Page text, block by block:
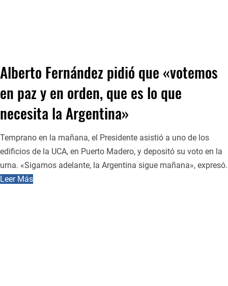
Alberto Fernández pidió que «votemos
en paz y en orden, que es lo que
necesita la Argentina»
Temprano en la mañana, el Presidente asistió a uno de los
edificios de la UCA, en Puerto Madero, y depositó su voto en la
urna. «Sigamos adelante, la Argentina sigue mañana», expresó.
Leer Más